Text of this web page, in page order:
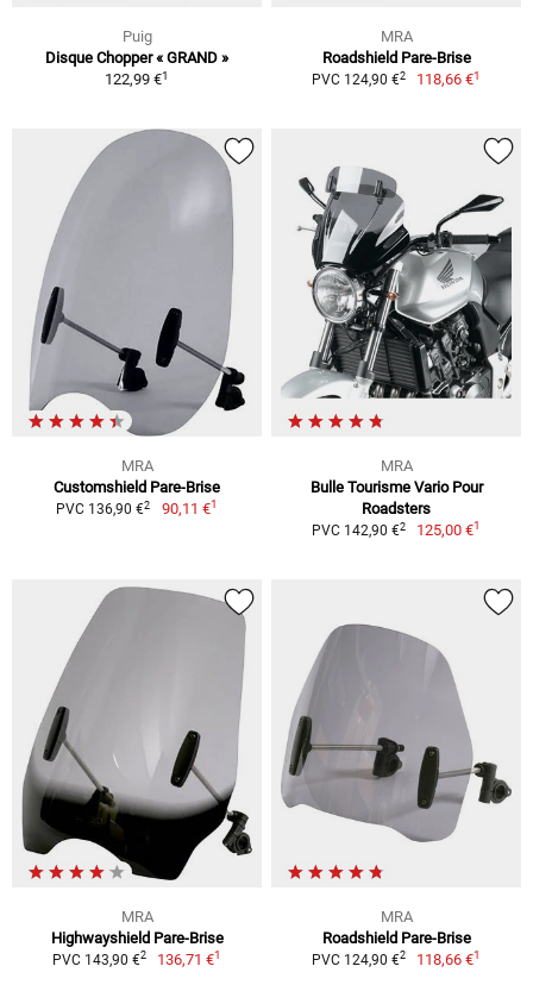
Puig
Disque Chopper « GRAND »
122,99 €1
MRA
Roadshield Pare-Brise
PVC 124,90 €2 118,66 €1
MRA
Customshield Pare-Brise
PVC 136,90 €2 90,11 €1
MRA
Bulle Tourisme Vario Pour
Roadsters
PVC 142,90 €2 125,00 €1
MRA
Highwayshield Pare-Brise
PVC 143,90 €2 136,71 €1
MRA
Roadshield Pare-Brise
PVC 124,90 €2 118,66 €1